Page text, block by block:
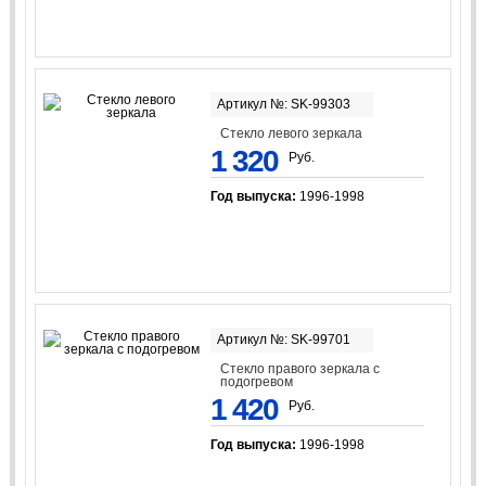
Артикул №: SK-99303
Стекло левого зеркала
1 320 Руб.
Год выпуска: 1996-1998
Артикул №: SK-99701
Стекло правого зеркала с
подогревом
1 420 Руб.
Год выпуска: 1996-1998